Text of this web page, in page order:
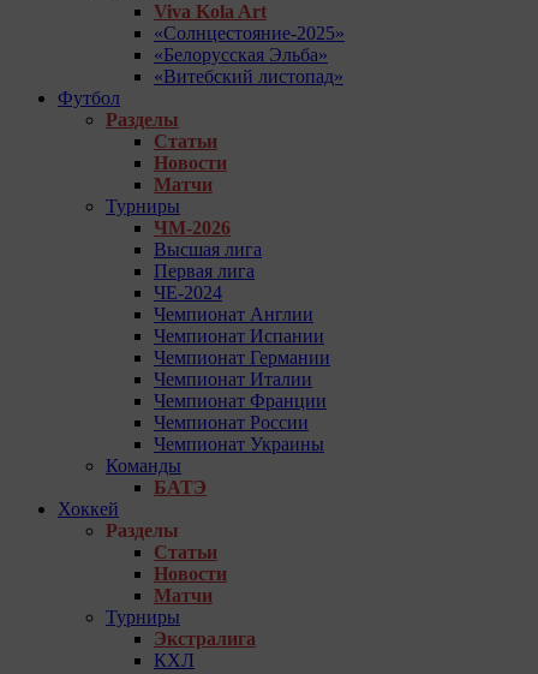
Viva Kola Art
«Солнцестояние-2025»
«Белорусская Эльба»
«Витебский листопад»
Футбол
Разделы
Статьи
Новости
Матчи
Турниры
ЧМ-2026
Высшая лига
Первая лига
ЧЕ-2024
Чемпионат Англии
Чемпионат Испании
Чемпионат Германии
Чемпионат Италии
Чемпионат Франции
Чемпионат России
Чемпионат Украины
Команды
БАТЭ
Хоккей
Разделы
Статьи
Новости
Матчи
Турниры
Экстралига
КХЛ